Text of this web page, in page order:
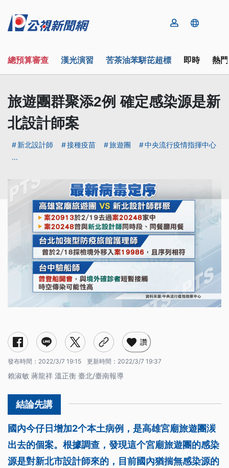
總預算審查 漢光演習 苦茶油苯駢芘超標 即時 熱
旅遊團群聚添2例 確定感染源是新
北設計師案
新北設計師 接種疫苗 旅遊團
中央流行疫情指揮中心
...
讚
發布時間： 2022/3/7 19:15 更新時間： 2022/3/7 19:37
賴淑敏 蔣龍祥 溫正衡 臺北/臺南報導
國內今仔日增加2个本土病例，是高雄宮廟旅遊團湠
出去的個案。根據調查，發現這个宮廟旅遊團的感染
源是對新北市設計師來的，目前國內猶揣無感染源的